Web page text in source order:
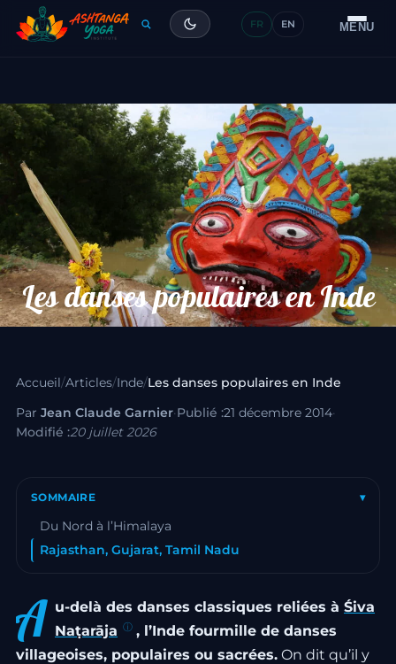
MENU
Formation
Glossaire
FR EN
Les danses populaires en Inde
Accueil/Articles/Inde/Les danses populaires en Inde
Par Jean Claude Garnier·Publié :21 décembre 2014·
Modifié :20 juillet 2026
SOMMAIRE ▾
Du Nord à l’Himalaya
Rajasthan, Gujarat, Tamil Nadu
A u-delà des danses classiques reliées à Śiva
Naṭarāja
, l’Inde fourmille de danses
villageoises, populaires ou sacrées. On dit qu’il y